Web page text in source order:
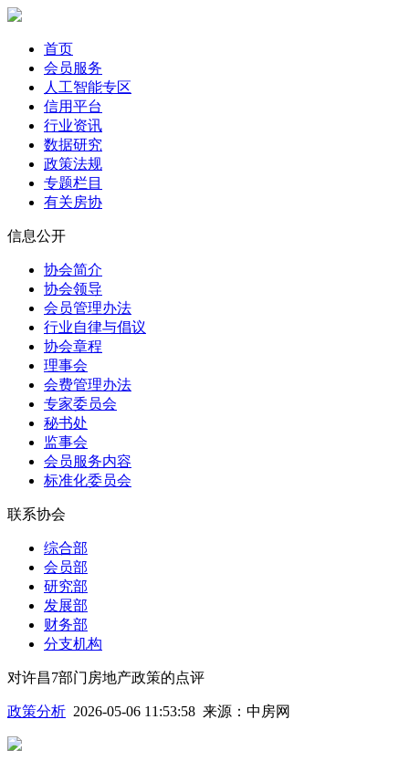
首页
会员服务
人工智能专区
信用平台
行业资讯
数据研究
政策法规
专题栏目
有关房协
信息公开
协会简介
协会领导
会员管理办法
行业自律与倡议
协会章程
理事会
会费管理办法
专家委员会
秘书处
监事会
会员服务内容
标准化委员会
联系协会
综合部
会员部
研究部
发展部
财务部
分支机构
对许昌7部门房地产政策的点评
政策分析 2026-05-06 11:53:58 来源： 中房网